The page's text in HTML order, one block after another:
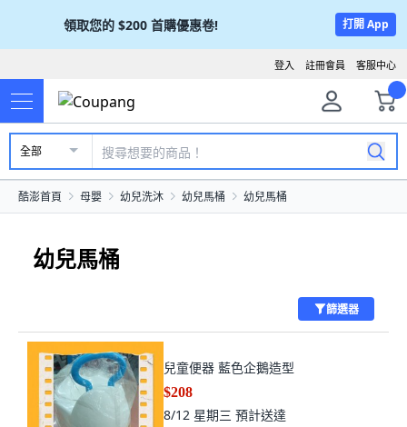
領取您的 $200 首購優惠卷! 打開 App
客服中心
註冊會員
登入
全部
酷澎首頁 母嬰 幼兒洗沐 幼兒馬桶 幼兒馬桶
幼兒馬桶
篩選器
兒童便器 藍色企鵝造型
$208
8/12 星期三 預計送達